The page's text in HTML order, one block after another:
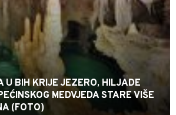
U BIH KRIJE JEZERO, HILJADE
MEDVJEDA STARE VIŠE
(FOTO)